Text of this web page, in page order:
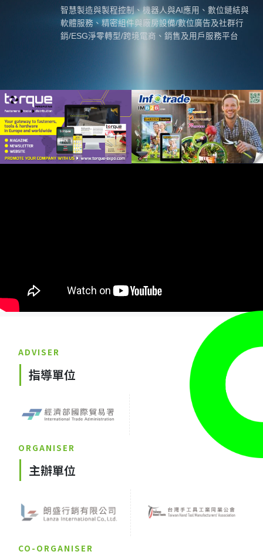
智慧製造與製程控制、機器人與AI應用、數位鏈結與
軟體服務、精密組件與廠房設備/數位廣告及社群行
銷/ESG淨零轉型/跨境電商、銷售及用戶服務平台
ADVISER
指導單位
ORGANISER
主辦單位
CO-ORGANISER